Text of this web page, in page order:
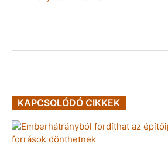
KAPCSOLÓDÓ CIKKEK